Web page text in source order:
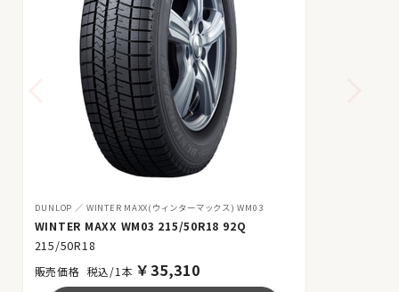
DUNLOP WINTER MAXX(ウィンターマックス) WM03
WINTER MAXX WM03 215/50R18 92Q
215/50R18
税込/1本 ￥35,310